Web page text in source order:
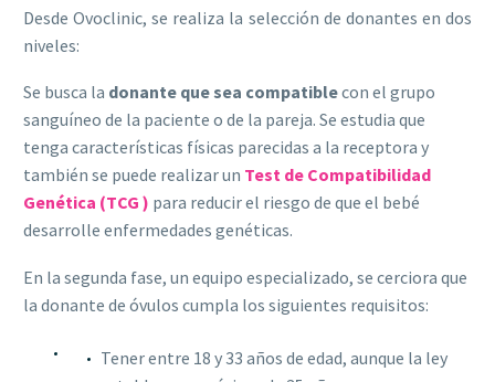
Desde Ovoclinic, se realiza la selección de donantes en dos
niveles:
Se busca la donante que sea compatiblecon el grupo
sanguíneo de la paciente o de la pareja. Se estudia que
tenga características físicas parecidas a la receptora y
también se puede realizar un Test de Compatibilidad
Genética (TCG ) para reducir el riesgo de que el bebé
desarrolle enfermedades genéticas.
En la segunda fase, un equipo especializado, se cerciora que
la donante de óvulos cumpla los siguientes requisitos:
Tener entre 18 y 33 años de edad, aunque la ley